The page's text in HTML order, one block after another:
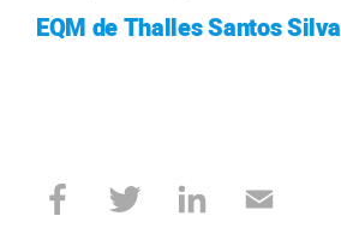
EQM de Thalles Santos Silva